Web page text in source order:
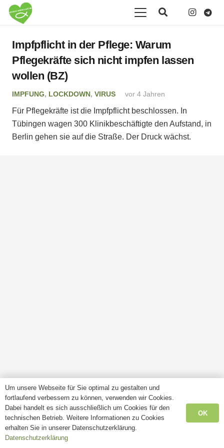
Impfpflicht in der Pflege: Warum
Pflegekräfte sich nicht impfen lassen
wollen (BZ)
IMPFUNG, LOCKDOWN, VIRUS vor 4 Jahren
Für Pflegekräfte ist die Impfpflicht beschlossen. In
Tübingen wagen 300 Klinikbeschäftigte den Aufstand, in
Berlin gehen sie auf die Straße. Der Druck wächst.
Um unsere Webseite für Sie optimal zu gestalten und
fortlaufend verbessern zu können, verwenden wir Cookies.
Dabei handelt es sich ausschließlich um Cookies für den
technischen Betrieb. Weitere Informationen zu Cookies
erhalten Sie in unserer Datenschutzerklärung.
Datenschutzerklärung
OK